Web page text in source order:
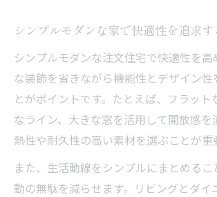
計
断熱性や収納力を兼ね備えた
注文住宅の満足度を高める工
シンプルモダンな家で快適性を追求す
シンプルモダンな注文住宅で快適性を
な装飾を省きながら機能性とデザイン性
とがポイントです。たとえば、フラット
なライン、大きな窓を活用して開放感を
熱性や耐久性の高い素材を選ぶことが重
また、生活動線をシンプルにまとめるこ
動の無駄を減らせます。リビングとダイ